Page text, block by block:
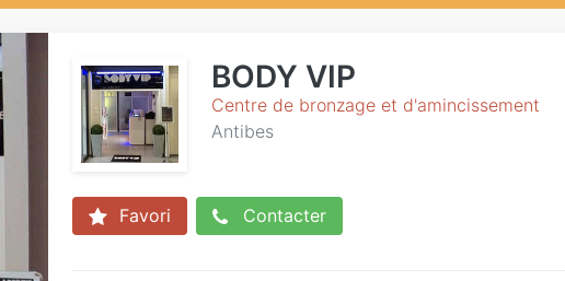
BODY VIP
Centre de bronzage et d'amincissement
Antibes
Favori Contacter